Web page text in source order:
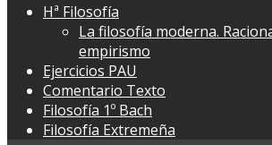
Hª Filosofía
La filosofía moderna.
empirismo
Ejercicios PAU
Comentario Texto
Filosofía 1º Bach
Filosofía Extremeña